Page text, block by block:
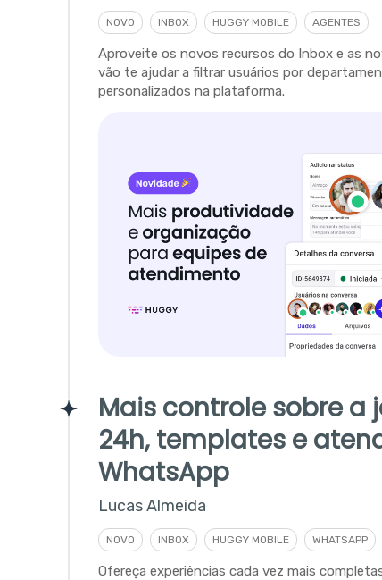
NOVO INBOX HUGGY MOBILE AGENTES
Aproveite os novos recursos do Inbox e as
vão te ajudar a filtrar usuários por
personalizados na plataforma.
Mais controle sobre a
24h, templates e
WhatsApp
Lucas Almeida
NOVO INBOX HUGGY MOBILE WHATSAPP
Ofereça experiências cada vez mais